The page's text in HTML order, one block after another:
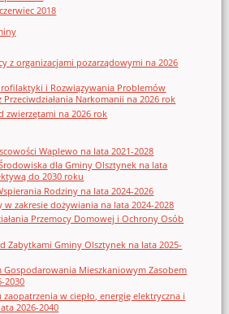
2018
z organizacjami pozarządowymi na 2026
i Rozwiązywania Problemów
Narkomanii na 2026 rok
zwierzętami na 2026 rok
Waplewo na lata 2021-2028
dla Gminy Olsztynek na lata
do 2030 roku
Rodziny na lata 2024-2026
w zakresie dożywiania na lata 2024-2028
Przemocy Domowej i Ochrony Osób
Zabytkami Gminy Olsztynek na lata 2025-
Gospodarowania Mieszkaniowym Zasobem
2030
zaopatrzenia w ciepło, energię elektryczna i
2026-2040